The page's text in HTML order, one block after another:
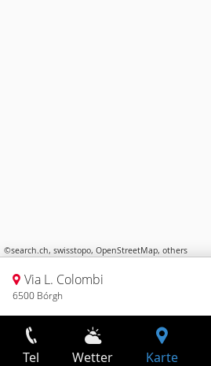
©search.ch, swisstopo, OpenStreetMap, others
Via L. Colombi
6500 Bórgh
Tel Wetter Karte